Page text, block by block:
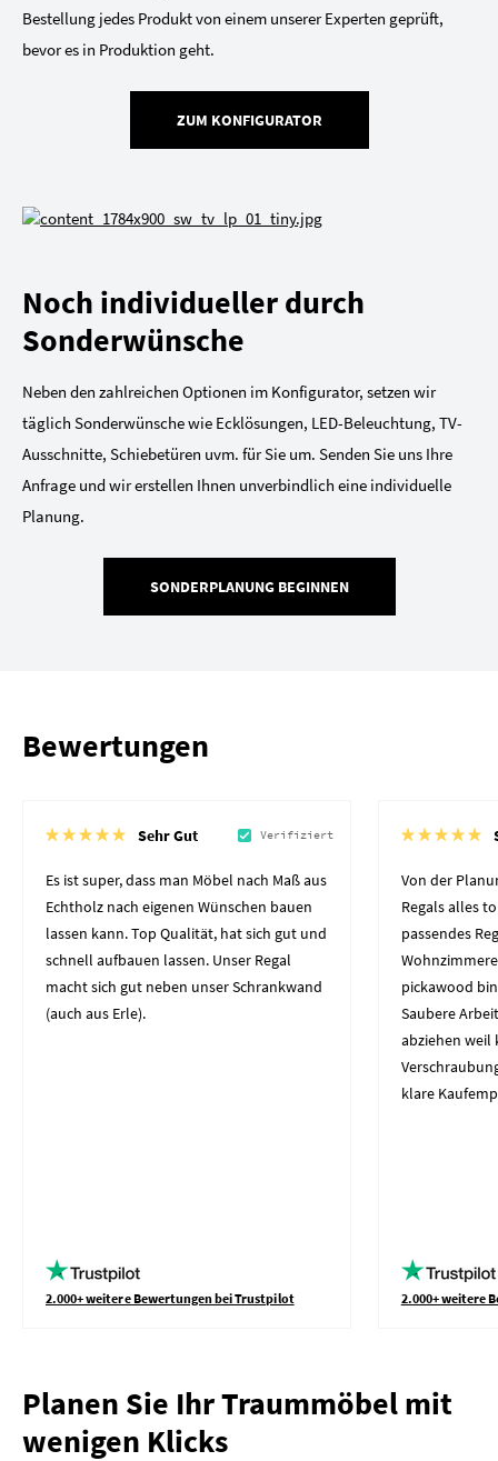
Bestellung jedes Produkt von einem unserer Experten geprüft,
bevor es in Produktion geht.
ZUM KONFIGURATOR
Noch individueller durch
Sonderwünsche
Neben den zahlreichen Optionen im Konfigurator, setzen wir
täglich Sonderwünsche wie Ecklösungen, LED-Beleuchtung, TV-
Ausschnitte, Schiebetüren uvm. für Sie um. Senden Sie uns Ihre
Anfrage und wir erstellen Ihnen unverbindlich eine individuelle
Planung.
SONDERPLANUNG BEGINNEN
Bewertungen
Sehr Gut Verifiziert
Es ist super, dass man Möbel nach Maß aus
Echtholz nach eigenen Wünschen bauen
lassen kann. Top Qualität, hat sich gut und
schnell aufbauen lassen. Unser Regal
macht sich gut neben unser Schrankwand
(auch aus Erle).
2.000+ weitere Bewertungen bei Trustpilot
Von der
Regals alles
passendes
pickawood
Saubere
abziehen weil
klare
2.000+ weitere
Planen Sie Ihr Traummöbel mit
wenigen Klicks